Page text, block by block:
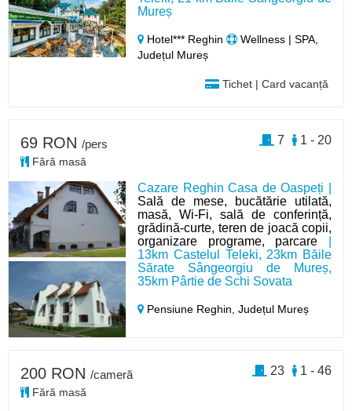
Mureș
Hotel*** Reghin
Wellness | SPA,
Județul Mureș
Tichet | Card vacanță
Cazare Reghin Casa de Oaspeți |
Sală de mese, bucătărie utilată,
masă, Wi-Fi, sală de conferință,
grădină-curte, teren de joacă copii,
organizare programe, parcare
13km Castelul Teleki, 23km Băile
Sărate Sângeorgiu de Mureș,
35km Pârtie de Schi Sovata
Pensiune Reghin,Județul Mureș
69 RON /pers
Fără masă
1 - 20
7
200 RON /cameră
Fără masă
1 - 46
23